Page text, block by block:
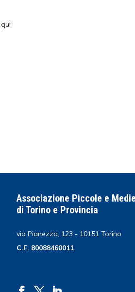
qui
Associazione Piccole e
di Torino e Provincia
via Pianezza, 123 - 10151 Torino
C.F. 80088460011